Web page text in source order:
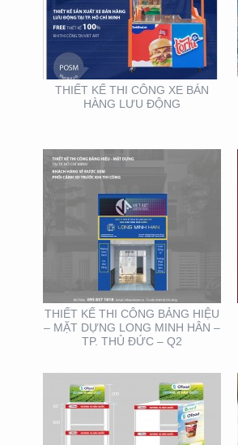
THIẾT KẾ THI CÔNG XE BÁN
HÀNG LƯU ĐỘNG
THIẾT KẾ THI CÔNG
BẢNG HIỆU – MẶT
DỰNG LONG MINH HÂN
– TP. THỦ ĐỨC – Q2
THIẾT KẾ THI CÔNG BẢNG HIỆU
– MẶT DỰNG LONG MINH HÂN –
TP. THỦ ĐỨC – Q2
THIẾT KẾ – THI CÔNG
KỆ TRƯNG BÀY SẢN
PHẨM O’FOOD